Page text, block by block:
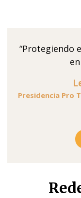
“Protegiendo
Presidencia Pro